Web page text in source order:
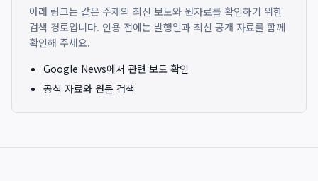
아래 링크는 같은 주제의 최신 보도와 원자료를 확인하기 위한
검색 경로입니다. 인용 전에는 발행일과 최신 공개 자료를 함께
확인해 주세요.
Google News에서 관련 보도 확인
공식 자료와 원문 검색